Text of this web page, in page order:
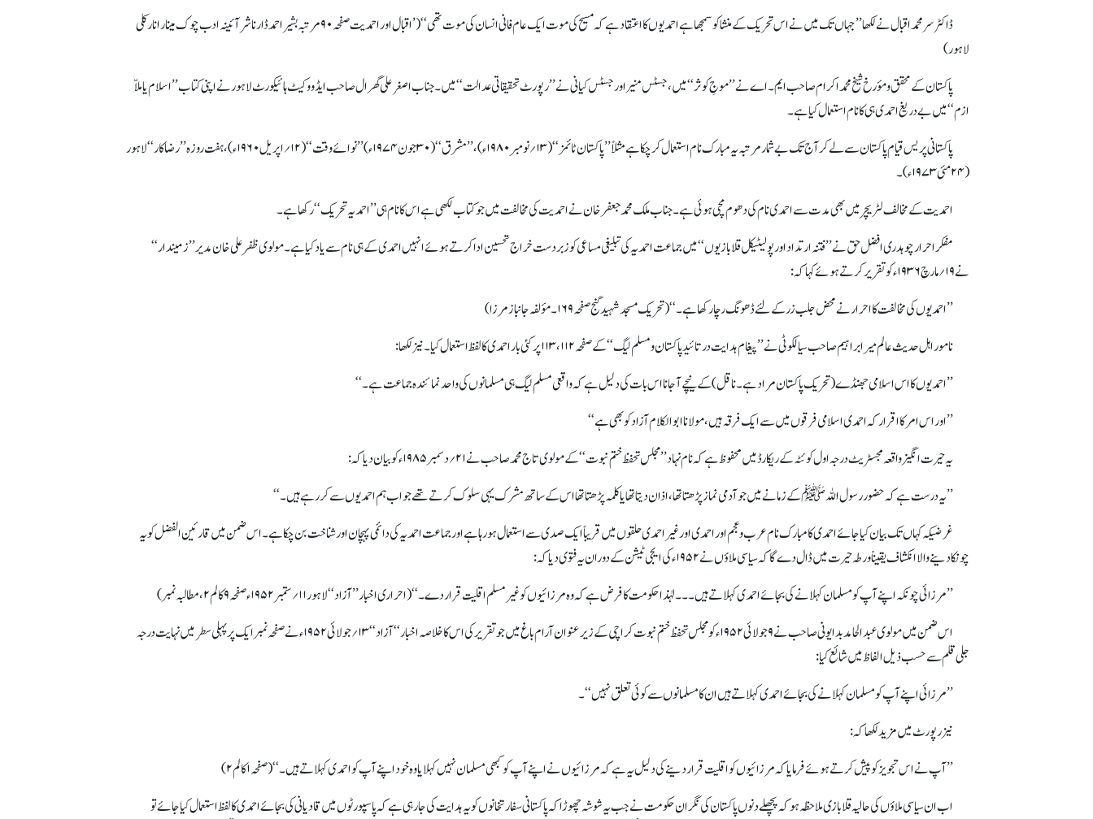
ڈاکٹر سر محمد اقبال نے لکھا ’’جہاں تک میں نے اس تحریک کے منشا کو سمجھا ہے احمدیوں کا اعتقاد ہے کہ مسیح کی موت ایک عام فانی انسان کی موت تھی‘‘ (’اقبال اور احمدیت صفحہ ۹۰ مرتبہ بشیر احمد ڈار ناشر آئینہ ادب چوک مینار انارکلی
لاہور)
پاکستان کے محقق و مؤرخ شیخ محمد اکرام صاحب ایم۔اے نے ’’موجِ کوثر‘‘ میں، جسٹس منیر اور جسٹس کیانی نے ’’رپورٹ تحقیقاتی عدالت‘‘ میں۔ جناب اصغر علی گھرال صاحب ایڈووکیٹ ہائیکورٹ لاہور نے اپنی کتاب ’’اسلام یا ملاّ
ازم‘‘ میں بے دریغ احمدی ہی کا نام استعمال کیا ہے۔
پاکستانی پریس قیام پاکستان سے لے کر آج تک بے شمار مرتبہ یہ مبارک نام استعمال کرچکا ہے مثلاً’’ پاکستان ٹائمز‘‘ (۱۳؍نومبر ۱۹۸۰ء)،’’ مشرق‘‘ (۳۰ جون ۱۹۷۴ء) ’’نوائے وقت‘‘ (۱۲ ؍اپریل ۱۹۶۰ء)، ہفت روزہ ’’رضاکار ‘‘لاہور
(۲۴ مئی ۱۹۷۳ء)۔
احمدیت کے مخالف لٹریچر میں بھی مدت سے احمدی نام کی دھوم مچی ہوئی ہے۔ جناب ملک محمد جعفر خان نے احمدیت کی مخالفت میں جو کتاب لکھی ہے اس کا نام ہی ’’احمدیہ تحریک‘‘ رکھا ہے۔
مفکر احرار چوہدری افضل حق نے ’’فتنہ ارتداد اور پولیٹیکل قلابازیوں‘‘ میں جماعت احمدیہ کی تبلیغی مساعی کو زبردست خراج تحسین ادا کرتے ہوئے انہیں احمدی کے ہی نام سے یاد کیا ہے۔ مولوی ظفر علی خان مدیر ’’زمیندار‘‘
نے ۱۹؍مارچ ۱۹۳۶ء کو تقریر کرتے ہوئے کہا کہ:
’’احمدیوں کی مخالفت کا احرار نے محض جلب زر کے لئے ڈھونگ رچا رکھا ہے۔‘‘ (تحریک مسجد شہید گنج صفحہ ۱۶۹۔ مؤلفہ جانباز مرزا)
نامور اہل حدیث عالم میر ابراہیم صاحب سیالکوٹی نے ’’پیغام ہدایت در تائید پاکستان و مسلم لیگ‘‘ کے صفحہ ۱۱۲، ۱۱۳ پر کئی بار احمدی کا لفظ استعمال کیا۔ نیز لکھا:
’’احمدیوں کا اس اسلامی جھنڈے (تحریک پاکستان مراد ہے۔ ناقل) کے نیچے آ جانا اس بات کی دلیل ہے کہ واقعی مسلم لیگ ہی مسلمانوں کی واحد نمائندہ جماعت ہے۔‘‘
’’اور اس امر کا اقرار کہ احمدی اسلامی فرقوں میں سے ایک فرقہ ہیں ، مولانا ابوالکلام آزاد کو بھی ہے‘‘
یہ حیرت انگیز واقعہ مجسٹریٹ درجہ اول کوئٹہ کے ریکارڈ میں محفوظ ہے کہ نام نہاد ’’مجلس تحفظ ختم نبوت‘‘ کے مولوی تاج محمد صاحب نے ۲۱؍دسمبر ۱۹۸۵ء کو بیان دیا کہ:
’’ یہ درست ہے کہ حضور رسول اللہ ﷺ کے زمانے میں جو آدمی نماز پڑھتا تھا، اذان دیتا تھا یا کلمہ پڑھتا تھا اس کے ساتھ مشرک یہی سلوک کرتے تھے جو اب ہم احمدیوں سے کر رہے ہیں۔‘‘
غرضیکہ کہاں تک بیان کیا جائے احمدی کا مبارک نام عرب و عجم اور احمدی اور غیر احمدی حلقوں میں قریباً ایک صدی سے استعمال ہو رہا ہے اور جماعت احمدیہ کی دائمی پہچان اور شناخت بن چکا ہے۔ اس ضمن میں قارئین الفضل کو یہ
چونکا دینے والا انکشاف یقیناً ورطہ حیرت میں ڈال دے گا کہ سیاسی ملاؤں نے ۱۹۵۲ء کی ایجی ٹیشن کے دوران یہ فتوی دیا کہ:
’’مرزائی چونکہ اپنے آپ کو مسلمان کہلانے کی بجائے احمدی کہلاتے ہیں ۔۔۔ لہٰذا حکومت کا فرض ہے کہ وہ مرزائیوں کو غیرمسلم اقلیت قرار دے۔‘‘ (احراری اخبار ’’آزاد‘‘ لاہور ۱۱؍ستمبر ۱۹۵۲ء صفحہ۹ کالم ۲، مطالبہ نمبر)
اس ضمن میں مولوی عبدالحامد بدایونی صاحب نے ۹ جولائی ۱۹۵۲ء کو مجلس تحفظ ختم نبوت کراچی کے زیر عنوان آرام باغ میں جو تقریر کی اس کا خلاصہ اخبار ‘‘آزاد‘‘ ۱۳؍جولائی ۱۹۵۲ء نے صفحہ نمبرایک پر پہلی سطر میں نہایت درجہ
جلی قلم سے حسب ذیل الفاظ میں شائع کیا:
’’مرزائی اپنے آپ کو مسلمان کہلانے کی بجائے احمدی کہلاتے ہیں ان کا مسلمانوں سے کوئی تعلق نہیں‘‘۔
نیز رپورٹ میں مزید لکھا کہ:
’’آپ نے اس تجویز کو پیش کرتے ہوئے فرمایا کہ مرزائیوں کو اقلیت قرار دینے کی دلیل یہ ہے کہ مرزائیوں نے اپنے آپ کو کبھی مسلمان نہیں کہلایا وہ خود اپنے آپ کو احمدی کہلاتے ہیں۔‘‘ (صفحہ۱ کالم۲)
اب ان سیاسی ملاؤں کی حالیہ قلابازی ملاحظہ ہو کہ پچھلے دنوں پاکستان کی نگران حکومت نے جب یہ شوشہ چھوڑا کہ پاکستانی سفارتخانوں کو یہ ہدایت کی جا رہی ہے کہ پاسپورٹوں میں قادیانی کی بجائے احمدی کا لفظ استعمال کیا جائے تو